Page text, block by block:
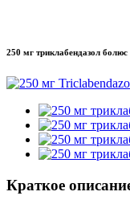
250 мг триклабендазол болюс
Краткое